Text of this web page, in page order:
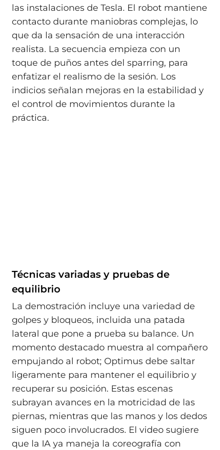
las instalaciones de Tesla. El robot mantiene
contacto durante maniobras complejas, lo
que da la sensación de una interacción
realista. La secuencia empieza con un
toque de puños antes del sparring, para
enfatizar el realismo de la sesión. Los
indicios señalan mejoras en la estabilidad y
el control de movimientos durante la
práctica.
Técnicas variadas y pruebas de
equilibrio
La demostración incluye una variedad de
golpes y bloqueos, incluida una patada
lateral que pone a prueba su balance. Un
momento destacado muestra al compañero
empujando al robot; Optimus debe saltar
ligeramente para mantener el equilibrio y
recuperar su posición. Estas escenas
subrayan avances en la motricidad de las
piernas, mientras que las manos y los dedos
siguen poco involucrados. El video sugiere
que la IA ya maneja la coreografía con